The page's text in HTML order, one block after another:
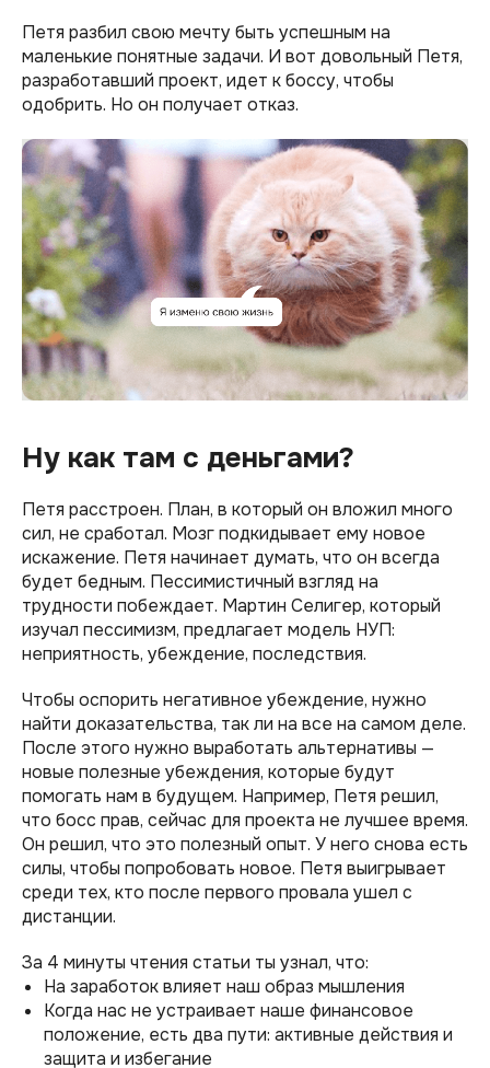
Петя разбил свою мечту быть успешным на
маленькие понятные задачи. И вот довольный Петя,
разработавший проект, идет к боссу, чтобы
одобрить. Но он получает отказ.
Ну как там с деньгами?
Петя расстроен. План, в который он вложил много
сил, не сработал. Мозг подкидывает ему новое
искажение. Петя начинает думать, что он всегда
будет бедным. Пессимистичный взгляд на
трудности побеждает. Мартин Селигер, который
изучал пессимизм, предлагает модель НУП:
неприятность, убеждение, последствия.
Чтобы оспорить негативное убеждение, нужно
найти доказательства, так ли на все на самом деле.
После этого нужно выработать альтернативы —
новые полезные убеждения, которые будут
помогать нам в будущем. Например, Петя решил,
что босс прав, сейчас для проекта не лучшее время.
Он решил, что это полезный опыт. У него снова есть
силы, чтобы попробовать новое. Петя выигрывает
среди тех, кто после первого провала ушел с
дистанции.
За 4 минуты чтения статьи ты узнал, что:
На заработок влияет наш образ мышления
Когда нас не устраивает наше финансовое
положение, есть два пути: активные действия и
защита и избегание